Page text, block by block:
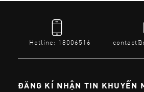
Hotline: 18006516
ĐĂNG KÍ NHẬN TIN KHUYẾN